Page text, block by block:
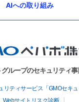
AIへの取り組み
ループのセキュリティ
ティサービス「GMOセキュ
Webサイトリスク診断